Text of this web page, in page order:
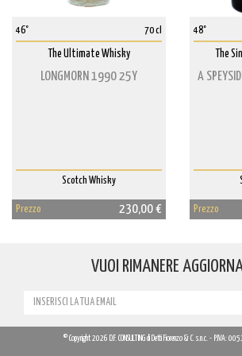
46° 70 cl
The Ultimate Whisky
LONGMORN 1990 25Y
Scotch Whisky
Prezzo 230,00 €
48°
The
A
Prezzo
VUOI RIMANERE
© Copyright 2026 D.F. CONSULTING di Detti Fiorenzo & C. s.n.c. - P.IVA: